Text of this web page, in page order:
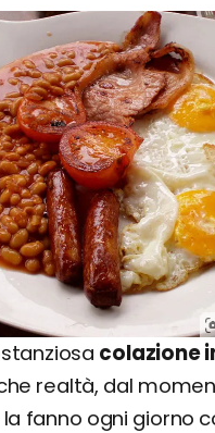
colazione
realtà, dal
fanno ogni giorno